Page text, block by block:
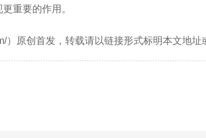
重要的作用。
原创首发，转载请以链接形式标明本文地址